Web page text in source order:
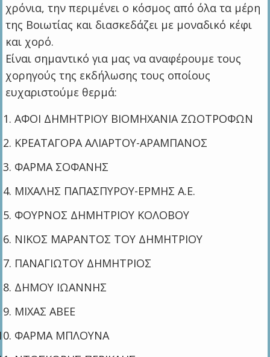
χρόνια, την περιμένει ο κόσμος από όλα τα μέρη
της Βοιωτίας και διασκεδάζει με μοναδικό κέφι
και χορό.
Είναι σημαντικό για μας να αναφέρουμε τους
χορηγούς της εκδήλωσης τους οποίους
ευχαριστούμε θερμά:
ΑΦΟΙ ΔΗΜΗΤΡΙΟΥ ΒΙΟΜΗΧΑΝΙΑ ΖΩΟΤΡΟΦΩΝ
ΚΡΕΑΤΑΓΟΡΑ ΑΛΙΑΡΤΟΥ-ΑΡΑΜΠΑΝΟΣ
ΦΑΡΜΑ ΣΟΦΑΝΗΣ
ΜΙΧΑΛΗΣ ΠΑΠΑΣΠΥΡΟΥ-ΕΡΜΗΣ Α.Ε.
ΦΟΥΡΝΟΣ ΔΗΜΗΤΡΙΟΥ ΚΟΛΟΒΟΥ
ΝΙΚΟΣ ΜΑΡΑΝΤΟΣ ΤΟΥ ΔΗΜΗΤΡΙΟΥ
ΠΑΝΑΓΙΩΤΟΥ ΔΗΜΗΤΡΙΟΣ
ΔΗΜΟΥ ΙΩΑΝΝΗΣ
ΜΙΧΑΣ ΑΒΕΕ
ΦΑΡΜΑ ΜΠΛΟΥΝΑ